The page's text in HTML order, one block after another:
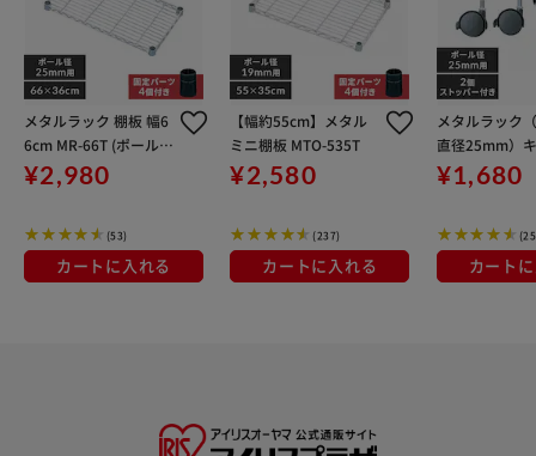
メタルラック 棚板 幅6
6cm MR-66T (ポール直
径25mm)
¥2,980
(53)
カートに入れる
【幅約55cm】メタル
ミニ棚板 MTO-535T
¥2,580
(237)
カートに入れる
メタルラック
直径25mm）
ー MR-45C
¥1,680
カート